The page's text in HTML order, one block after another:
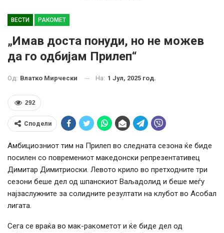
ВЕСТИ РАКОМЕТ
„Имав доста понуди, но не можев
да го одбијам Прилеп“
Од: Влатко Мирчески На: 1 Јул, 2025 год.
292
Сподели
Амбициозниот тим на Прилеп во следната сезона ќе биде
посилен со повремениот македонски репрезентативец
Димитар Димитриоски. Левото крило во претходните три
сезони беше дел од шпанскиот Ваљадолид и беше меѓу
најзаслужните за солидните резултати на клубот во Асобал
лигата.
Сега се враќа во мак-ракометот и ќе биде дел од